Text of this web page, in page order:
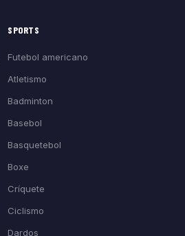
SPORTS
Futebol americano
Atletismo
Badminton
Basebol
Basquetebol
Boxe
Críquete
Ciclismo
Dardos